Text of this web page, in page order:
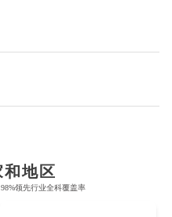
和地区
领先行业全科覆盖率
新南威尔士大学
多伦多大学